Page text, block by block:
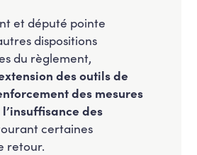
et député pointe
dispositions
du règlement,
des outils de
des mesures
des
certaines
retour.